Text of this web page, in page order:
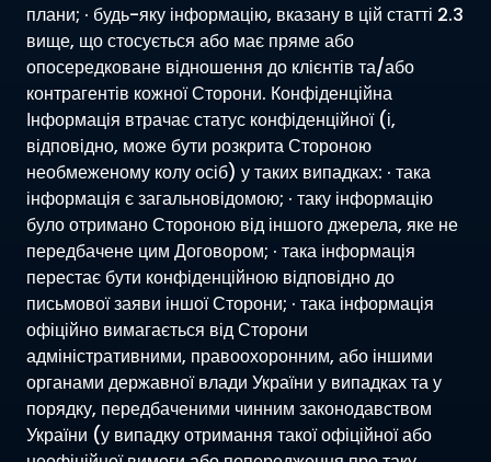
плани; · будь-яку інформацію, вказану в цій статті 2.3
вище, що стосується або має пряме або
опосередковане відношення до клієнтів та/або
контрагентів кожної Сторони. Конфіденційна
Інформація втрачає статус конфіденційної (і,
відповідно, може бути розкрита Стороною
необмеженому колу осіб) у таких випадках: · така
інформація є загальновідомою; · таку інформацію
було отримано Стороною від іншого джерела, яке не
передбачене цим Договором; · така інформація
перестає бути конфіденційною відповідно до
письмової заяви іншої Сторони; · така інформація
офіційно вимагається від Сторони
адміністративними, правоохоронним, або іншими
органами державної влади України у випадках та у
порядку, передбаченими чинним законодавством
України (у випадку отримання такої офіційної або